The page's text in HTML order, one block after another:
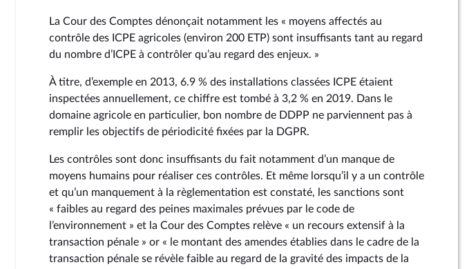
La Cour des Comptes dénonçait notamment les « moyens affectés au
contrôle des ICPE agricoles (environ 200 ETP) sont insuffisants tant au regard
du nombre d’ICPE à contrôler qu’au regard des enjeux. »
À titre, d’exemple en 2013, 6.9 % des installations classées ICPE étaient
inspectées annuellement, ce chiffre est tombé à 3,2 % en 2019. Dans le
domaine agricole en particulier, bon nombre de DDPP ne parviennent pas à
remplir les objectifs de périodicité fixées par la DGPR.
Les contrôles sont donc insuffisants du fait notamment d’un manque de
moyens humains pour réaliser ces contrôles. Et même lorsqu’il y a un contrôle
et qu’un manquement à la règlementation est constaté, les sanctions sont
« faibles au regard des peines maximales prévues par le code de
l’environnement » et la Cour des Comptes relève « un recours extensif à la
transaction pénale » or « le montant des amendes établies dans le cadre de la
transaction pénale se révèle faible au regard de la gravité des impacts de la